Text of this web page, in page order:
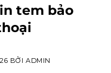
tem bảo
BỞI ADMIN